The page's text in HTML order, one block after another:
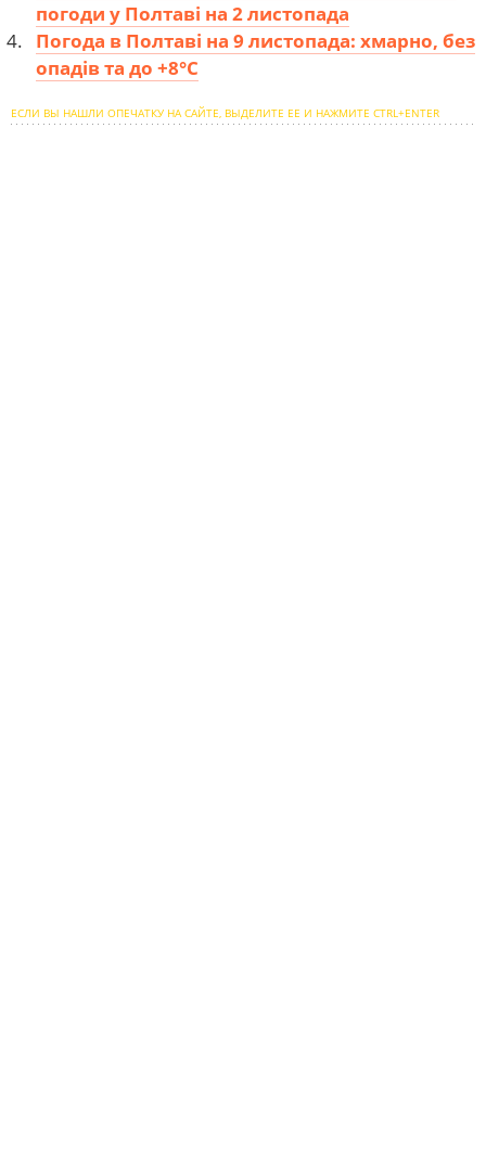
погоди у Полтаві на 2 листопада
Погода в Полтаві на 9 листопада: хмарно, без
опадів та до +8°С
ЕСЛИ ВЫ НАШЛИ ОПЕЧАТКУ НА САЙТЕ, ВЫДЕЛИТЕ ЕЕ И НАЖМИТЕ CTRL+ENTER